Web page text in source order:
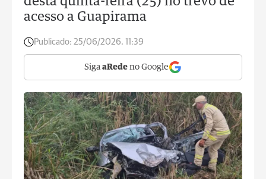
acesso a Guapirama
Publicado: 25/06/2026, 11:39
Siga aRede no Google